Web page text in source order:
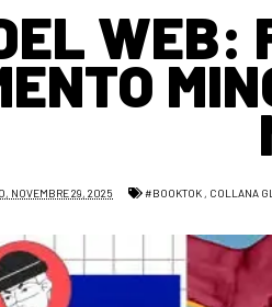
WEB:
NOVEMBRE 29, 2025 #BOOKTOK , COLLANA